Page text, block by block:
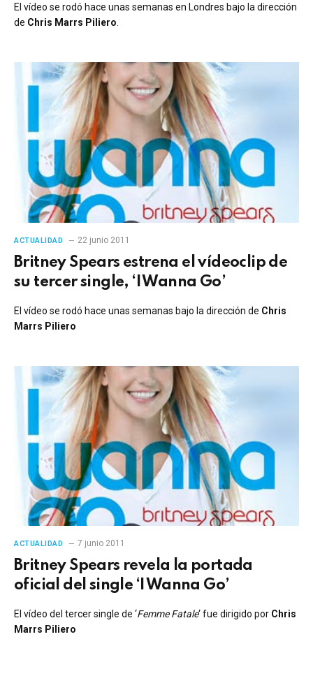
El vídeo se rodó hace unas semanas en Londres bajo la dirección
de Chris Marrs Piliero
ACTUALIDAD 22 junio 2011
Britney Spears estrena el vídeoclip de
su tercer single, ‘I Wanna Go’
El vídeo se rodó hace unas semanas bajo la dirección de Chris
Marrs Piliero
ACTUALIDAD 7 junio 2011
Britney Spears revela la portada
oficial del single ‘I Wanna Go’
El vídeo del tercer single de ‘Femme Fatale‘ fue dirigido por Chris
Marrs Piliero